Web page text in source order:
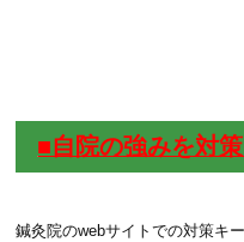
■自院の強みを対
鍼灸院のwebサイトでの対策キ